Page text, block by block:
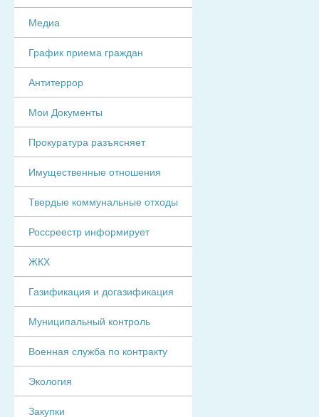
Медиа
График приема граждан
Антитеррор
Мои Документы
Прокуратура разъясняет
Имущественные отношения
Твердые коммунальные отходы
Россреестр информирует
ЖКХ
Газификация и догазификация
Муниципальный контроль
Военная служба по контракту
Экология
Закупки